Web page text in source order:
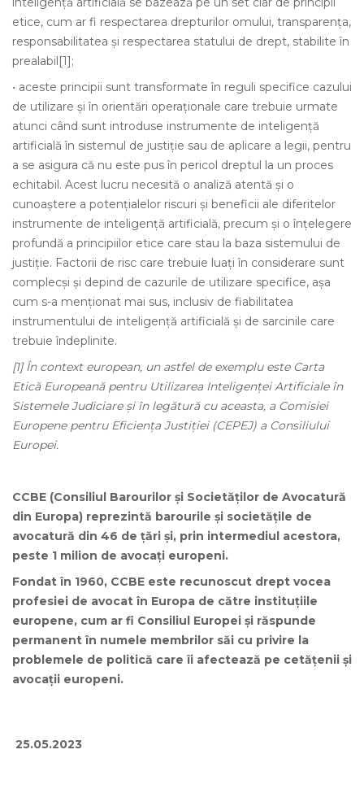
etice, cum ar fi respectarea drepturilor omului, transparența,
responsabilitatea și respectarea statului de drept, stabilite în
prealabil[1];
• aceste principii sunt transformate în reguli specifice cazului
de utilizare și în orientări operaționale care trebuie urmate
atunci când sunt introduse instrumente de inteligență
artificială în sistemul de justiție sau de aplicare a legii, pentru
a se asigura că nu este pus în pericol dreptul la un proces
echitabil. Acest lucru necesită o analiză atentă și o
cunoaștere a potențialelor riscuri și beneficii ale diferitelor
instrumente de inteligență artificială, precum și o înțelegere
profundă a principiilor etice care stau la baza sistemului de
justiție. Factorii de risc care trebuie luați în considerare sunt
complecși și depind de cazurile de utilizare specifice, așa
cum s-a menționat mai sus, inclusiv de fiabilitatea
instrumentului de inteligență artificială și de sarcinile care
trebuie îndeplinite.
[1] În context european, un astfel de exemplu este Carta
Etică Europeană pentru Utilizarea Inteligenței Artificiale în
Sistemele Judiciare și în legătură cu aceasta, a Comisiei
Europene pentru Eficiența Justiției (CEPEJ) a Consiliului
Europei.
CCBE (Consiliul Barourilor și Societăților de Avocatură
din Europa) reprezintă barourile și societățile de
avocatură din 46 de țări și, prin intermediul acestora,
peste 1 milion de avocați europeni.
Fondat în 1960, CCBE este recunoscut drept vocea
profesiei de avocat în Europa de către instituțiile
europene, cum ar fi Consiliul Europei și răspunde
permanent în numele membrilor săi cu privire la
problemele de politică care îi afectează pe cetățenii și
avocații europeni.
25.05.2023